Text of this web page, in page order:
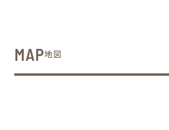
MAP地図